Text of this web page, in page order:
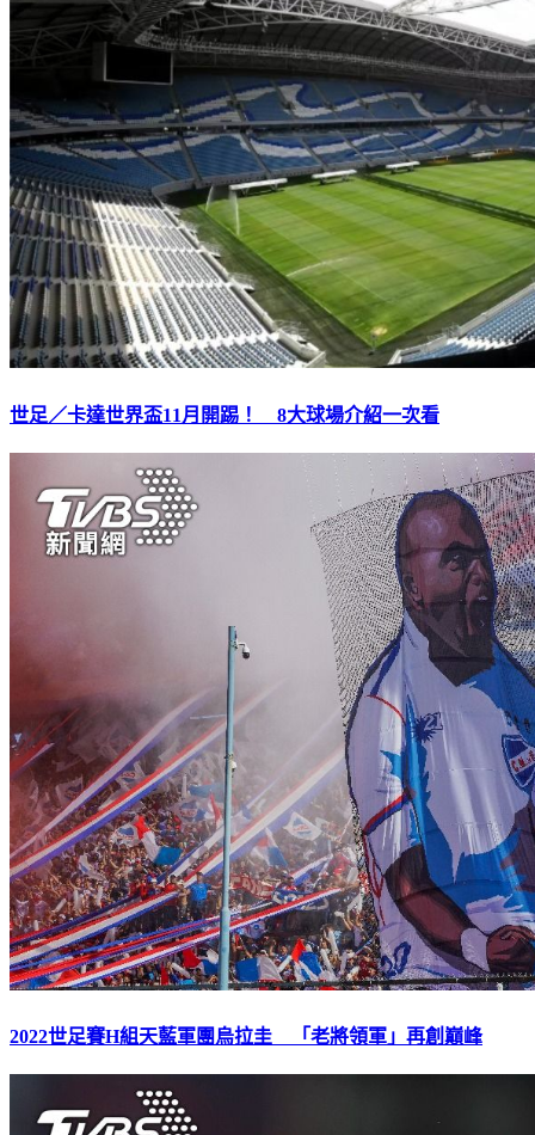
世足／卡達世界盃11月開踢！ 8大球場介紹一次看
2022世足賽H組天藍軍團烏拉圭 「老將領軍」再創巔峰